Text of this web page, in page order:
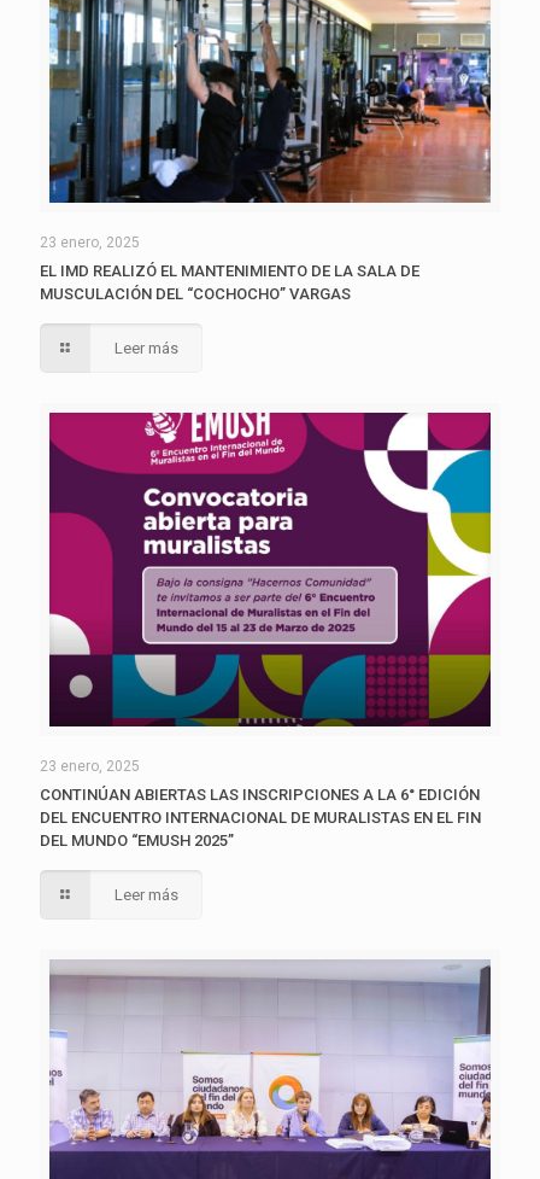
23 enero, 2025
EL IMD REALIZÓ EL MANTENIMIENTO DE LA SALA DE
MUSCULACIÓN DEL “COCHOCHO” VARGAS
Leer más
23 enero, 2025
CONTINÚAN ABIERTAS LAS INSCRIPCIONES A LA 6° EDICIÓN
DEL ENCUENTRO INTERNACIONAL DE MURALISTAS EN EL FIN
DEL MUNDO “EMUSH 2025”
Leer más